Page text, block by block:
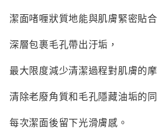
潔面啫喱狀質地能與肌膚緊密貼合
深層包裹毛孔帶出汙垢，
最大限度減少清潔過程對肌膚的
清除老廢角質和毛孔隱藏油垢的
每次潔面後留下光滑膚感。